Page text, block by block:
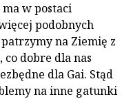
w postaci
podobnych
na Ziemię z
dobre dla nas
dla Gai. Stąd
na inne gatunki